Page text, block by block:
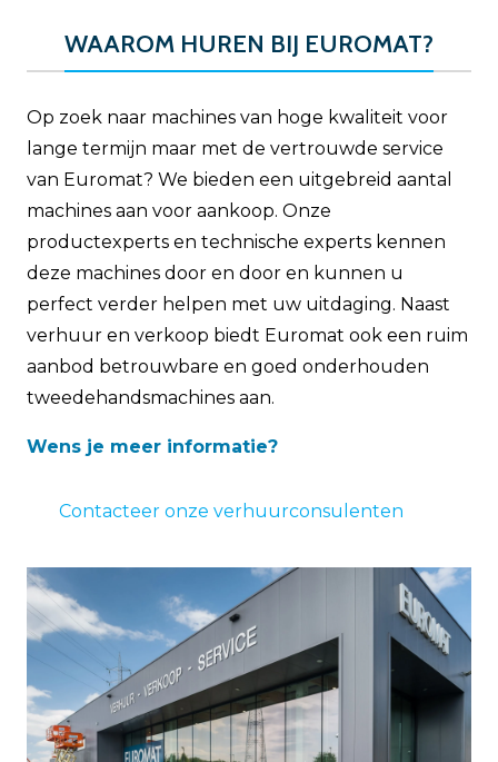
WAAROM HUREN BIJ EUROMAT?
Op zoek naar machines van hoge kwaliteit voor
lange termijn maar met de vertrouwde service
van Euromat? We bieden een uitgebreid aantal
machines aan voor aankoop. Onze
productexperts en technische experts kennen
deze machines door en door en kunnen u
perfect verder helpen met uw uitdaging. Naast
verhuur en verkoop biedt Euromat ook een ruim
aanbod betrouwbare en goed onderhouden
tweedehandsmachines aan.
Wens je meer informatie?
Contacteer onze verhuurconsulenten